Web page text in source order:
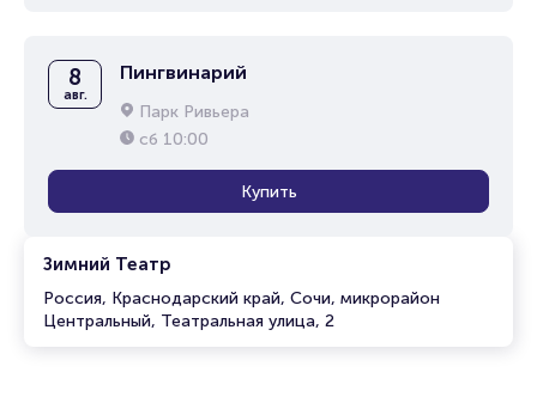
Зимний Театр
Россия, Краснодарский край, Сочи, микрорайон
Центральный, Театральная улица, 2
8
авг.
Пингвинарий
Парк Ривьера
сб 10:00
Купить